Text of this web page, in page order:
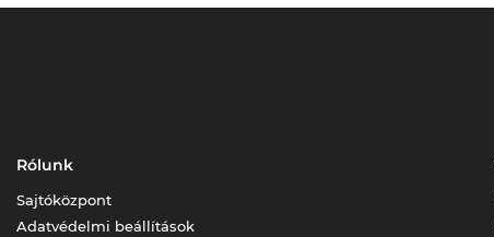
Rólunk
Sajtóközpont
Adatvédelmi beállítások